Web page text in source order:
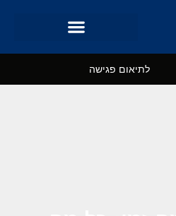
לתיאום פגישה